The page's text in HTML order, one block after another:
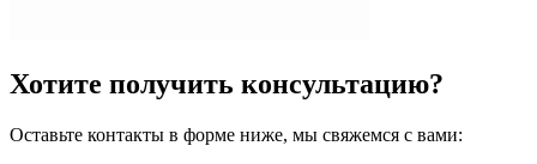
Хотите получить консультацию?
Оставьте контакты в форме ниже, мы свяжемся с вами: